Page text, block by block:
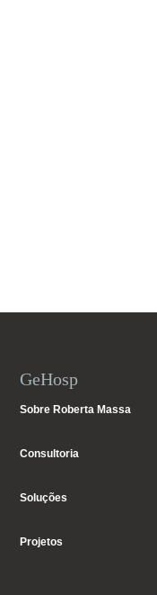
GeHosp
Sobre Roberta Massa
Consultoria
Soluções
Projetos